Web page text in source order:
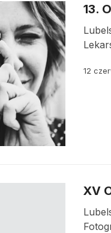
13.
12
XV